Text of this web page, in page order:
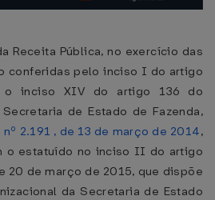
Receita Pública, no exercício das
conferidas pelo inciso I do artigo
o inciso XIV do artigo 136 do
de Estado de Fazenda,
2.191 , de 13 de março de 2014,
o estatuído no inciso II do artigo
20 de março de 2015, que dispõe
da Secretaria de Estado